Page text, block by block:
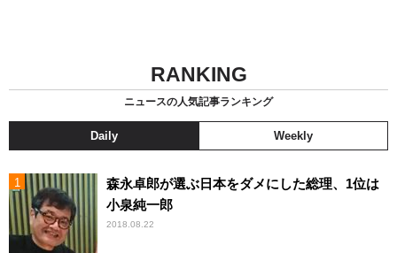
RANKING
ニュースの人気記事ランキング
Daily Weekly
森永卓郎が選ぶ日本をダメにした総理、1位は
小泉純一郎
2018.08.22